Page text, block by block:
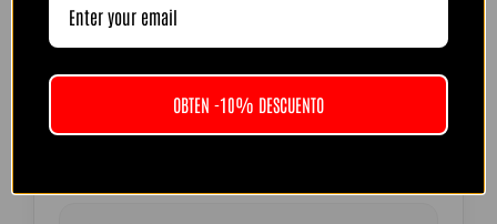
“Camiseta mejor de lo esperado. El envío
tardó unos días pero llegó perfecta.
Volveré a comprar seguro.”
— Laura M. (España)
OBTEN -10% DESCUENTO